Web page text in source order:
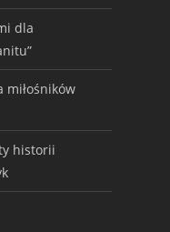
dla
miłośników
historii